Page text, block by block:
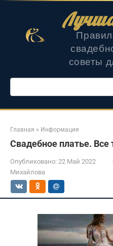
советы
Поиск:
Главная » Информация
Свадебное платье. Все
Опубликовано: 22 Май 2022
Михайлова